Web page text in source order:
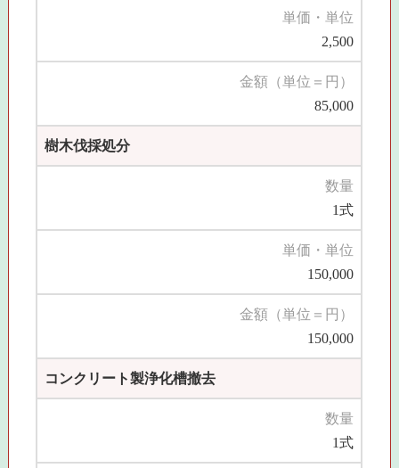
単価・単位
2,500
金額（単位＝円）
85,000
樹木伐採処分
数量
1式
単価・単位
150,000
金額（単位＝円）
150,000
コンクリート製浄化槽撤去
数量
1式